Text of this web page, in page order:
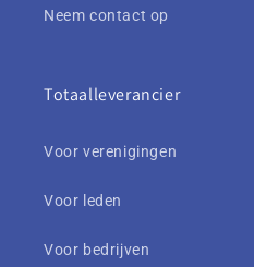
Neem contact op
Totaalleverancier
Voor verenigingen
Voor leden
Voor bedrijven